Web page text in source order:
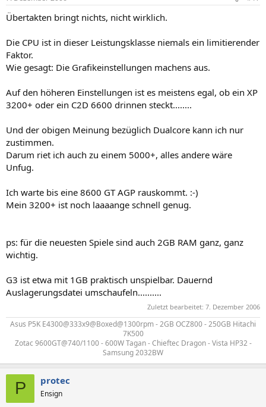
Übertakten bringt nichts, nicht wirklich.
Die CPU ist in dieser Leistungsklasse niemals ein limitierender
Faktor.
Wie gesagt: Die Grafikeinstellungen machens aus.
Auf den höheren Einstellungen ist es meistens egal, ob ein XP
3200+ oder ein C2D 6600 drinnen steckt........
Und der obigen Meinung bezüglich Dualcore kann ich nur
zustimmen.
Darum riet ich auch zu einem 5000+, alles andere wäre
Unfug.
Ich warte bis eine 8600 GT AGP rauskommt. :-)
Mein 3200+ ist noch laaaange schnell genug.
ps: für die neuesten Spiele sind auch 2GB RAM ganz, ganz
wichtig.
G3 ist etwa mit 1GB praktisch unspielbar. Dauernd
Auslagerungsdatei umschaufeln..........
Zuletzt bearbeitet: 7. Dezember 2006
Asus P5K E4300@333x9@Boxed@1300rpm - 2GB OCZ800 - 250GB Hitachi
7K500
Zotac 9600GT@740/1100 - 600W Tagan - Chieftec Dragon - Vista HP32 -
Samsung 2032BW​
P protec
Ensign